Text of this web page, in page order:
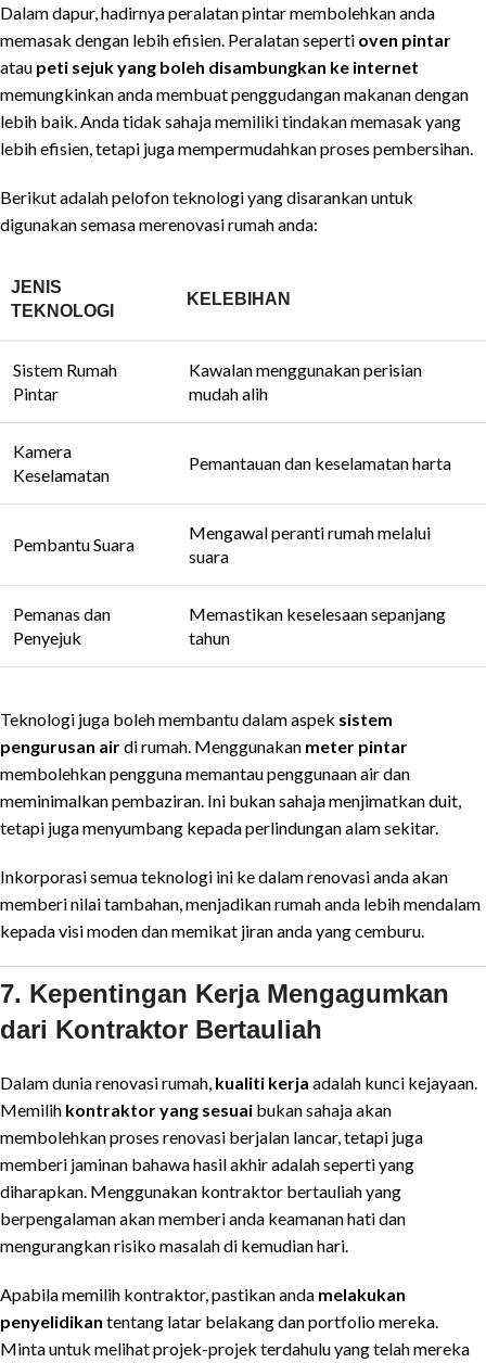
Dalam dapur, hadirnya peralatan pintar membolehkan anda
memasak dengan lebih efisien. Peralatan seperti oven pintar
atau peti sejuk yang boleh disambungkan ke internet
memungkinkan anda membuat penggudangan makanan dengan
lebih baik. Anda tidak sahaja memiliki tindakan memasak yang
lebih efisien, tetapi juga mempermudahkan proses pembersihan.
Berikut adalah pelofon teknologi yang disarankan untuk
digunakan semasa merenovasi rumah anda:
JENIS
TEKNOLOGI
KELEBIHAN
Sistem Rumah
Pintar
Kawalan menggunakan perisian
mudah alih
Kamera
Keselamatan
Pemantauan dan keselamatan harta
Pembantu Suara
Mengawal peranti rumah melalui
suara
Pemanas dan
Penyejuk
Memastikan keselesaan sepanjang
tahun
Teknologi juga boleh membantu dalam aspek sistem
pengurusan airdi rumah. Menggunakan meter pintar
membolehkan pengguna memantau penggunaan air dan
meminimalkan pembaziran. Ini bukan sahaja menjimatkan duit,
tetapi juga menyumbang kepada perlindungan alam sekitar.
Inkorporasi semua teknologi ini ke dalam renovasi anda akan
memberi nilai tambahan, menjadikan rumah anda lebih mendalam
kepada visi moden dan memikat jiran anda yang cemburu.
7. Kepentingan Kerja Mengagumkan
dari Kontraktor Bertauliah
Dalam dunia renovasi rumah, kualiti kerja adalah kunci kejayaan.
Memilih kontraktor yang sesuai bukan sahaja akan
membolehkan proses renovasi berjalan lancar, tetapi juga
memberi jaminan bahawa hasil akhir adalah seperti yang
diharapkan. Menggunakan kontraktor bertauliah yang
berpengalaman akan memberi anda keamanan hati dan
mengurangkan risiko masalah di kemudian hari.
Apabila memilih kontraktor, pastikan anda melakukan
penyelidikan tentang latar belakang dan portfolio mereka.
Minta untuk melihat projek-projek terdahulu yang telah mereka